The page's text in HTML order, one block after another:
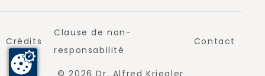
© 2026 Dr. Alfred Kriegler
Crédits
Clause de non-
responsabilité
Contact